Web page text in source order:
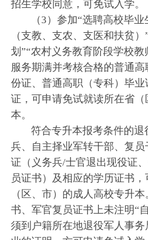
招生学校同意，可免试入学。
（3）参加“选聘高校毕
（支教、支农、支医和扶贫
划”“农村义务教育阶段学校教
服务期满并考核合格的普通
份证、普通高职（专科）毕
证，可申请免试就读所在省
本。
符合专升本报考条件的
兵、自主择业军转干部、复
证（义务兵/士官退出现役证
员证书）及相应的学历证书
（区、市）的成人高校专升
书、军官复员证书上未注明“
须到户籍所在地退役军人事